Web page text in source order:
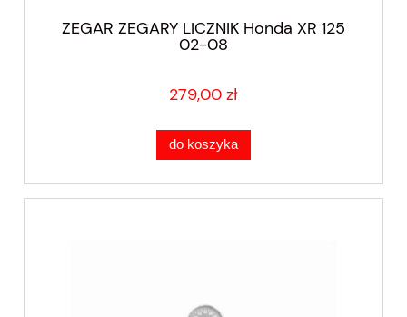
ZEGAR ZEGARY LICZNIK Honda XR 125
02-08
279,00 zł
do koszyka